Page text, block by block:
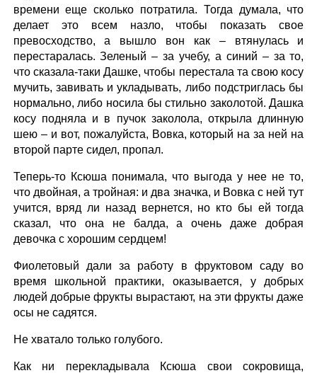
времени еще сколько потратила. Тогда думала, что
делает это всем назло, чтобы показать свое
превосходство, а вышло вон как – втянулась и
перестаралась. Зеленый – за учебу, а синий – за то,
что сказала-таки Дашке, чтобы перестала та свою косу
мучить, завивать и укладывать, либо подстриглась бы
нормально, либо носила бы стильно заколотой. Дашка
косу подняла и в пучок заколола, открыла длинную
шею – и вот, пожалуйста, Вовка, который на за ней на
второй парте сидел, пропал.
Теперь-то Ксюша понимала, что выгода у нее не то,
что двойная, а тройная: и два значка, и Вовка с ней тут
учится, вряд ли назад вернется, но кто бы ей тогда
сказал, что она не балда, а очень даже добрая
девочка с хорошим сердцем!
Фиолетовый дали за работу в фруктовом саду во
время школьной практики, оказывается, у добрых
людей добрые фрукты вырастают, на эти фрукты даже
осы не садятся.
Не хватало только голубого.
Как ни перекладывала Ксюша свои сокровища,